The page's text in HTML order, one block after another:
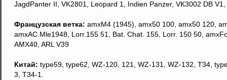
JagdPanter II, VK2801, Leopard 1, Indien Panzer, VK3002 DB
Французская ветка: amxM4 (1945), amx50 100, amx50 120,
amxAC Mle1948, Lorr.155 51, Bat. Chat. 155, Lorr. 150 50,
AMX40, ARL V39
Китай: type59, type62, WZ-120, 121, WZ-131, WZ-132, T34,
3, T34-1.